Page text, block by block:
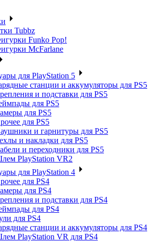
Tubbz
Funko Pop!
McFarlane
для PlayStation 5
станции и аккумуляторы для PS5
и подставки для PS5
для PS5
для PS5
для PS5
и гарнитуры для PS5
и накладки для PS5
и переходники для PS5
PlayStation VR2
для PlayStation 4
для PS4
для PS4
и подставки для PS4
для PS4
для PS4
станции и аккумуляторы для PS4
PlayStation VR для PS4